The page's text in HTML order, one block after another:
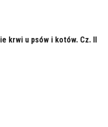
krwi u psów i kotów. Cz. II